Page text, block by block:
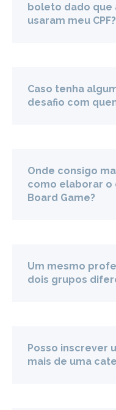
boleto dado que
usaram meu CPF?
Caso tenha
desafio com
Onde consigo
como elaborar o
Board Game?
Um mesmo
dois grupos
Posso inscrever
mais de uma